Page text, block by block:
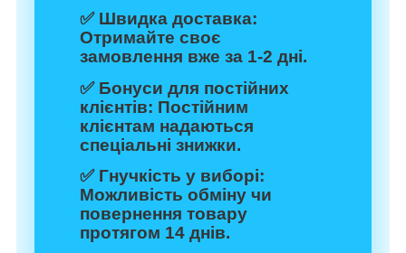
✅ Швидка доставка:
Отримайте своє
замовлення вже за 1-2 дні.
✅ Бонуси для постійних
клієнтів: Постійним
клієнтам надаються
спеціальні знижки.
✅ Гнучкість у виборі:
Можливість обміну чи
повернення товару
протягом 14 днів.